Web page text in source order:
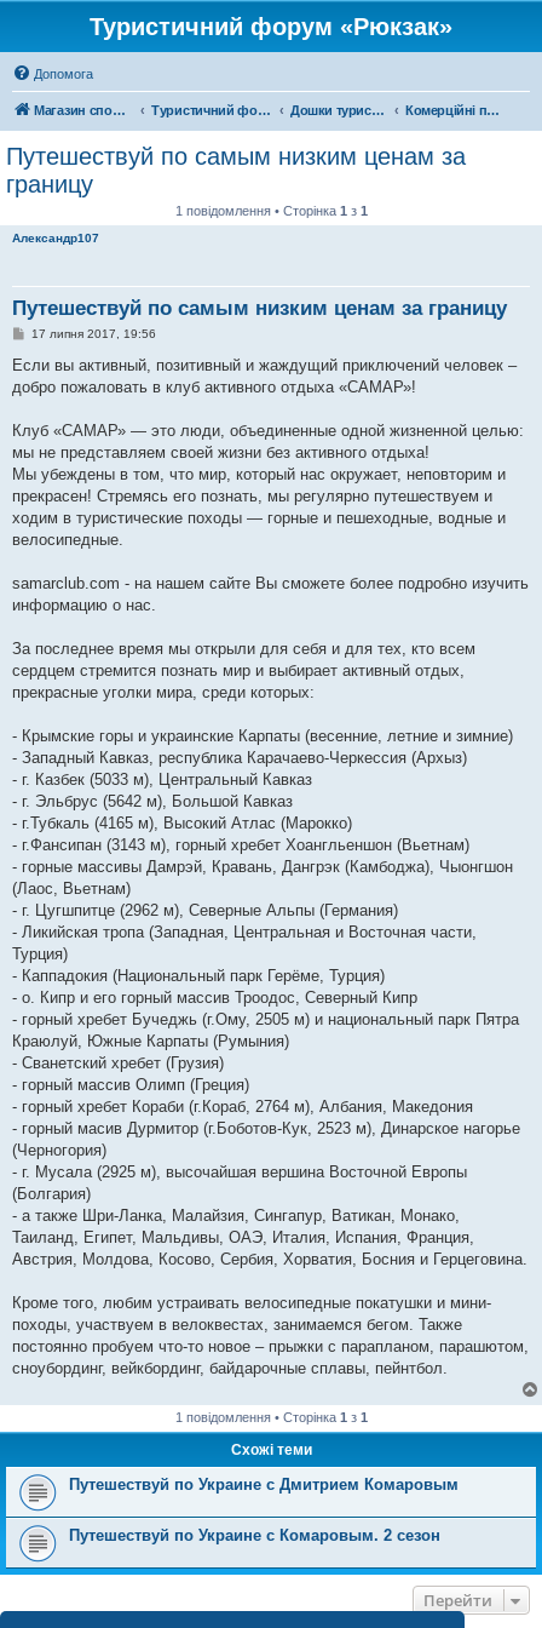
Туристичний форум «Рюкзак»
Допомога
Магазин спорядження Туристичний форум «Рюкзак» Дошки туристичних оголошень Комерційні подорожі
Путешествуй по самым низким ценам за
границу
1 повідомлення • Сторінка 1 з 1
Александр107
Путешествуй по самым низким ценам за границу
П
в
д
л
е
н
я
17 липня 2017, 19:56
Если вы активный, позитивный и жаждущий приключений человек –
добро пожаловать в клуб активного отдыха «САМАР»!
Клуб «САМАР» — это люди, объединенные одной жизненной целью:
мы не представляем своей жизни без активного отдыха!
Мы убеждены в том, что мир, который нас окружает, неповторим и
прекрасен! Стремясь его познать, мы регулярно путешествуем и
ходим в туристические походы — горные и пешеходные, водные и
велосипедные.
samarclub.com - на нашем сайте Вы сможете более подробно изучить
информацию о нас.
За последнее время мы открыли для себя и для тех, кто всем
сердцем стремится познать мир и выбирает активный отдых,
прекрасные уголки мира, среди которых:
- Крымские горы и украинские Карпаты (весенние, летние и зимние)
- Западный Кавказ, республика Карачаево-Черкессия (Архыз)
- г. Казбек (5033 м), Центральный Кавказ
- г. Эльбрус (5642 м), Большой Кавказ
- г.Тубкаль (4165 м), Высокий Атлас (Марокко)
- г.Фансипан (3143 м), горный хребет Хоангльеншон (Вьетнам)
- горные массивы Дамрэй, Кравань, Дангрэк (Камбоджа), Чыонгшон
(Лаос, Вьетнам)
- г. Цугшпитце (2962 м), Северные Альпы (Германия)
- Ликийская тропа (Западная, Центральная и Восточная части,
Турция)
- Каппадокия (Национальный парк Герёме, Турция)
- о. Кипр и его горный массив Троодос, Северный Кипр
- горный хребет Бучеджь (г.Ому, 2505 м) и национальный парк Пятра
Краюлуй, Южные Карпаты (Румыния)
- Сванетский хребет (Грузия)
- горный массив Олимп (Греция)
- горный хребет Кораби (г.Кораб, 2764 м), Албания, Македония
- горный масив Дурмитор (г.Боботов-Кук, 2523 м), Динарское нагорье
(Черногория)
- г. Мусала (2925 м), высочайшая вершина Восточной Европы
(Болгария)
- а также Шри-Ланка, Малайзия, Сингапур, Ватикан, Монако,
Таиланд, Египет, Мальдивы, ОАЭ, Италия, Испания, Франция,
Австрия, Молдова, Косово, Сербия, Хорватия, Босния и Герцеговина.
Кроме того, любим устраивать велосипедные покатушки и мини-
походы, участвуем в велоквестах, занимаемся бегом. Также
постоянно пробуем что-то новое – прыжки с парапланом, парашютом,
сноубординг, вейкбординг, байдарочные сплавы, пейнтбол.
1 повідомлення • Сторінка 1 з 1
Схожі теми
Путешествуй по Украине с Дмитрием Комаровым
Путешествуй по Украине с Комаровым. 2 сезон
Перейти